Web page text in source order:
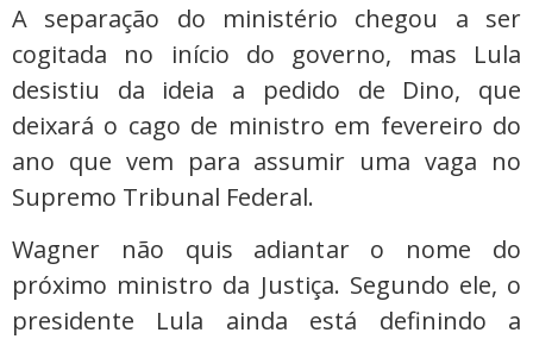
A separação do ministério chegou a ser
cogitada no início do governo, mas Lula
desistiu da ideia a pedido de Dino, que
deixará o cago de ministro em fevereiro do
ano que vem para assumir uma vaga no
Supremo Tribunal Federal.
Wagner não quis adiantar o nome do
próximo ministro da Justiça. Segundo ele, o
presidente Lula ainda está definindo a